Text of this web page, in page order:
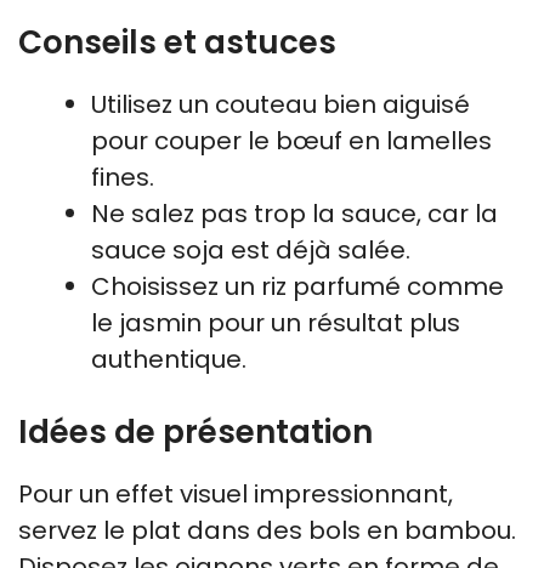
Conseils et astuces
Utilisez un couteau bien aiguisé
pour couper le bœuf en lamelles
fines.
Ne salez pas trop la sauce, car la
sauce soja est déjà salée.
Choisissez un riz parfumé comme
le jasmin pour un résultat plus
authentique.
Idées de présentation
Pour un effet visuel impressionnant,
servez le plat dans des bols en bambou.